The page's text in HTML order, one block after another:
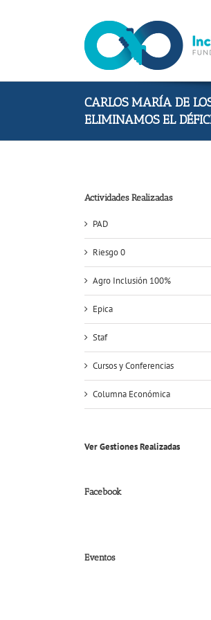
CARLOS MARÍA DE
ELIMINAMOS EL
Actividades Realizadas
PAD
Riesgo 0
Agro Inclusión 100%
Epica
Staf
Cursos y Conferencias
Columna Económica
Ver Gestiones Realizadas
Facebook
Eventos